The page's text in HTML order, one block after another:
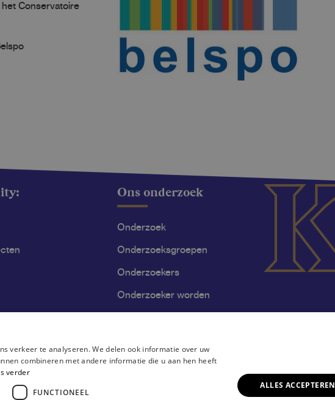
Conservatoire
Ons onderzoek
Onderzoek
Onderzoeksgroepen
Onderzoekers
Onderzoeker worden
verkeer te analyseren. We delen ook informatie over uw
combineren met andere informatie die u aan hen heeft
verder
FUNCTIONEEL
ALLES ACCEPTEREN